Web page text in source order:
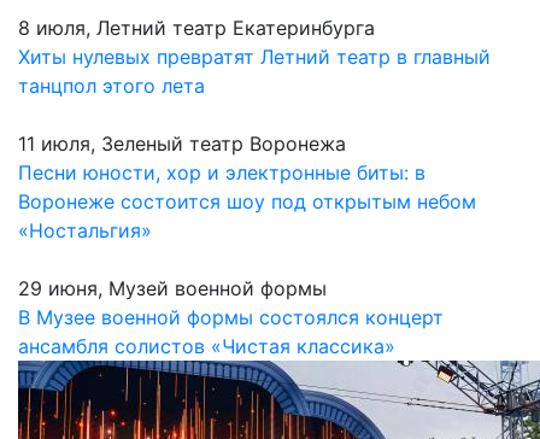
8 июля, Летний театр Екатеринбурга
Хиты нулевых превратят Летний театр в главный
танцпол этого лета
11 июля, Зеленый театр Воронежа
Песни юности, хор и электронные биты: в
Воронеже состоится шоу под открытым небом
«Ностальгия»
29 июня, Музей военной формы
В Музее военной формы состоялся концерт
ансамбля солистов «Чистая классика»